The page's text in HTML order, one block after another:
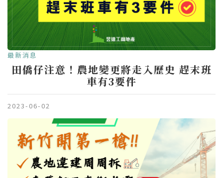
最新消息
田僑仔注意！農地變更將走入歷史 趕末班
車有3要件
2023-06-02